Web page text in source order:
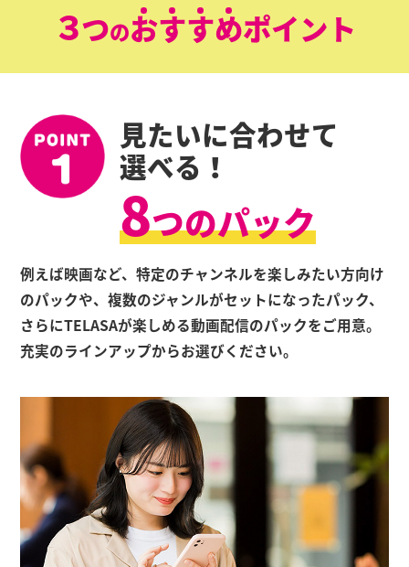
３つのおすすめポイント
見たいに合わせて
選べる！
8つのパック
例えば映画など、特定のチャンネルを楽しみたい方向け
のパックや、複数のジャンルがセットになったパック、
さらにTELASAが楽しめる動画配信のパックをご用意。
充実のラインアップからお選びください。